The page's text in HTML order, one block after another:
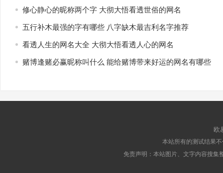
修心静心的昵称两个字 大彻大悟看透世俗的网名
五行补木最强的字有哪些 八字缺木最吉利名字推荐
看透人生的网名大全 大彻大悟看透人心的网名
赌博逢赌必赢昵称叫什么 能给赌博带来好运的网名有哪些
欧
本站所有的测试结果
免责声明：本站图片、文字内容搜集